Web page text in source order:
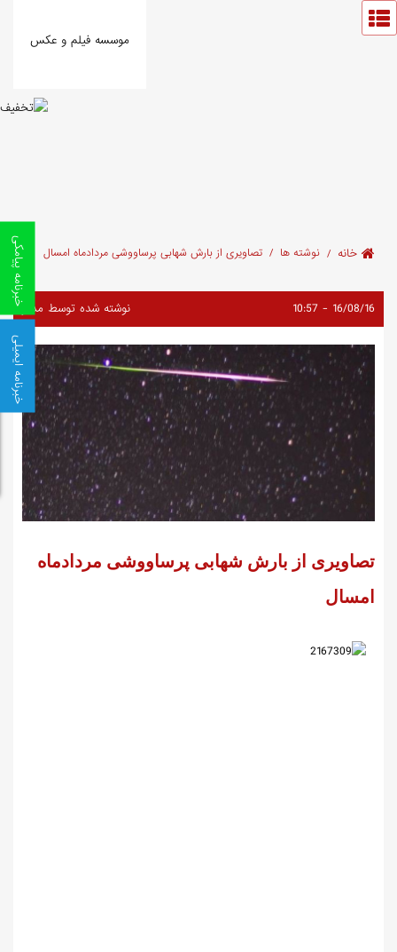
موسسه فیلم و عکس
خانه نوشته ها تصاویری از بارش شهابی پرساووشی مردادماه امسال
نوشته شده توسط مدیر 16/08/16 - 10:57
تصاویری از بارش شهابی پرساووشی مردادماه
امسال
خبرنامه پیامکی
خبرنامه ایمیلی